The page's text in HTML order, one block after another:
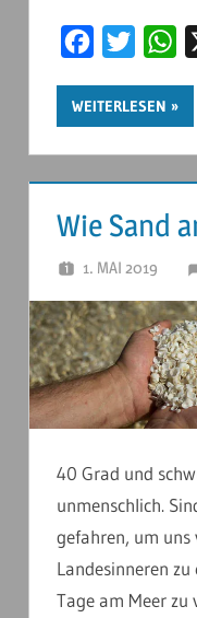
FacebookTwitter
WEITERLESEN
Wie Sand
1. MAI 2019
40 Grad und
unmenschlich.
gefahren, um uns
Landesinneren
Tage am Meer zu